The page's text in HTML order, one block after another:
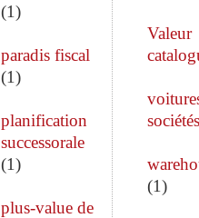
(1)
paradis fiscal
(1)
planification
successorale
(1)
plus-value de
Valeur
sociétés
(1)